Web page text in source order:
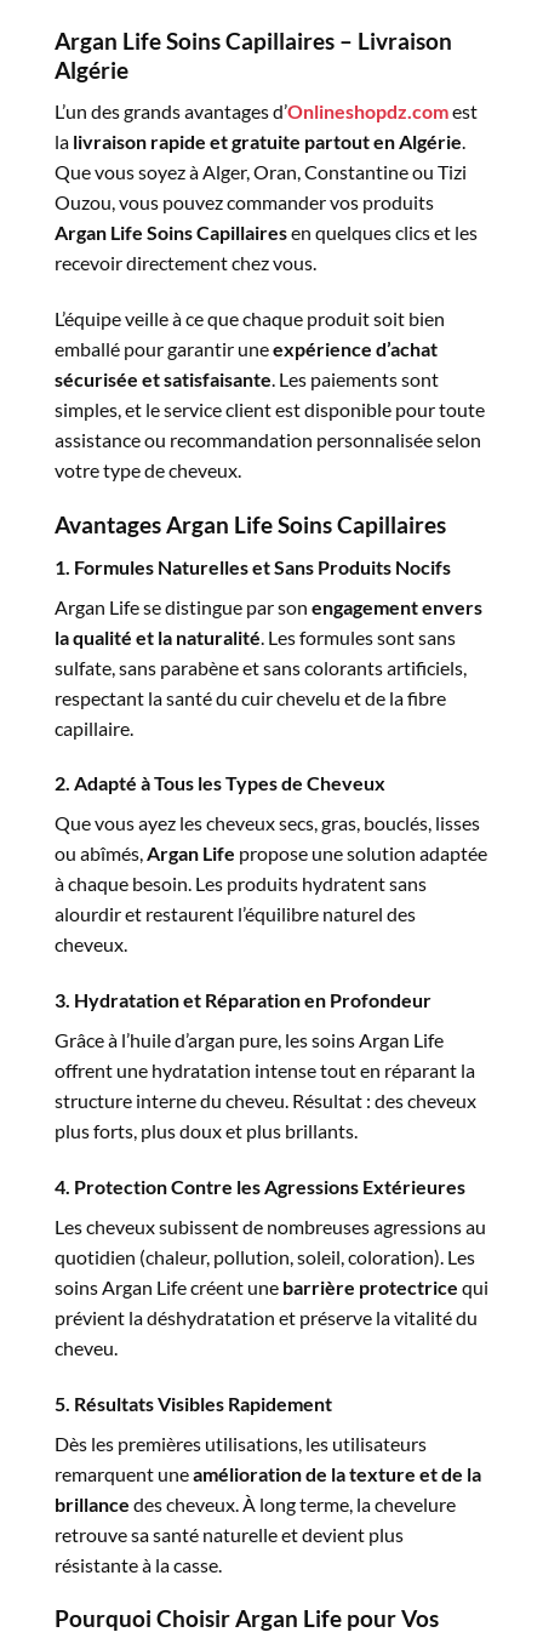
Argan Life Soins Capillaires – Livraison
Algérie
L’un des grands avantages d’Onlineshopdz.comest
la livraison rapide et gratuite partout en Algérie.
Que vous soyez à Alger, Oran, Constantine ou Tizi
Ouzou, vous pouvez commander vos produits
Argan Life Soins Capillairesen quelques clics et les
recevoir directement chez vous.
L’équipe veille à ce que chaque produit soit bien
emballé pour garantir uneexpérience d’achat
sécurisée et satisfaisante. Les paiements sont
simples, et le service client est disponible pour toute
assistance ou recommandation personnalisée selon
votre type de cheveux.
Avantages Argan Life Soins Capillaires
1. Formules Naturelles et Sans Produits Nocifs
Argan Life se distingue par son engagement envers
la qualité et la naturalité . Les formules sont sans
sulfate, sans parabène et sans colorants artificiels,
respectant la santé du cuir chevelu et de la fibre
capillaire.
2. Adapté à Tous les Types de Cheveux
Que vous ayez les cheveux secs, gras, bouclés, lisses
ou abîmés,Argan Life propose une solution adaptée
à chaque besoin. Les produits hydratent sans
alourdir et restaurent l’équilibre naturel des
cheveux.
3. Hydratation et Réparation en Profondeur
Grâce à l’huile d’argan pure, les soins Argan Life
offrent une hydratation intense tout en réparant la
structure interne du cheveu. Résultat : des cheveux
plus forts, plus doux et plus brillants.
4. Protection Contre les Agressions Extérieures
Les cheveux subissent de nombreuses agressions au
quotidien (chaleur, pollution, soleil, coloration). Les
soins Argan Life créent une barrière protectrice qui
prévient la déshydratation et préserve la vitalité du
cheveu.
5. Résultats Visibles Rapidement
Dès les premières utilisations, les utilisateurs
remarquent uneamélioration de la texture et de la
brillance des cheveux. À long terme, la chevelure
retrouve sa santé naturelle et devient plus
résistante à la casse.
Pourquoi Choisir Argan Life pour Vos